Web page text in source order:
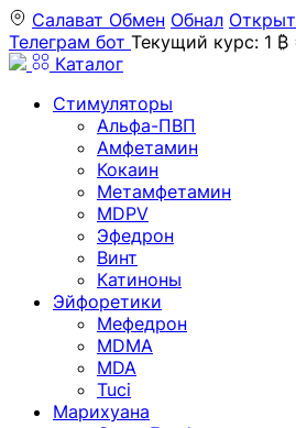
Салават Обмен Обнал
Телеграм бот Текущий курс: 1 ₿
Каталог
Стимуляторы
Альфа-ПВП
Амфетамин
Кокаин
Метамфетамин
MDPV
Эфедрон
Винт
Катиноны
Эйфоретики
Мефедрон
MDMA
MDA
Tuci
Марихуана